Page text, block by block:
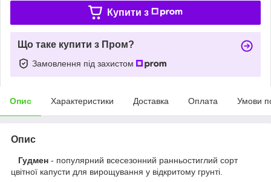
Купити з
Що таке купити з Пром?
Замовлення під захистом
Опис Характеристики Доставка Оплата Умови
Опис
Гудмен - популярний всесезонний ранньостиглий сорт
цвітної капусти для вирощування у відкритому грунті.